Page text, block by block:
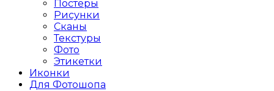
Постеры
Рисунки
Сканы
Текстуры
Фото
Этикетки
Иконки
Для Фотошопа